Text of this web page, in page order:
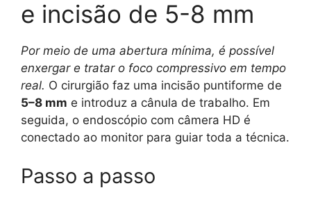
e incisão de 5-8 mm
Por meio de uma abertura mínima, é possível
enxergar e tratar o foco compressivo em tempo
real. O cirurgião faz uma incisão puntiforme de
5–8 mm e introduz a cânula de trabalho. Em
seguida, o endoscópio com câmera HD é
conectado ao monitor para guiar toda a técnica.
Passo a passo